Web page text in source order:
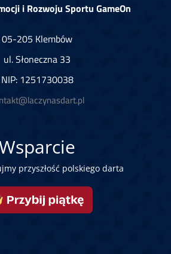
i Rozwoju Sportu GameOn
05-205 Klembów
ul. Słoneczna 33
NIP: 1251730038
przyszłość polskiego darta